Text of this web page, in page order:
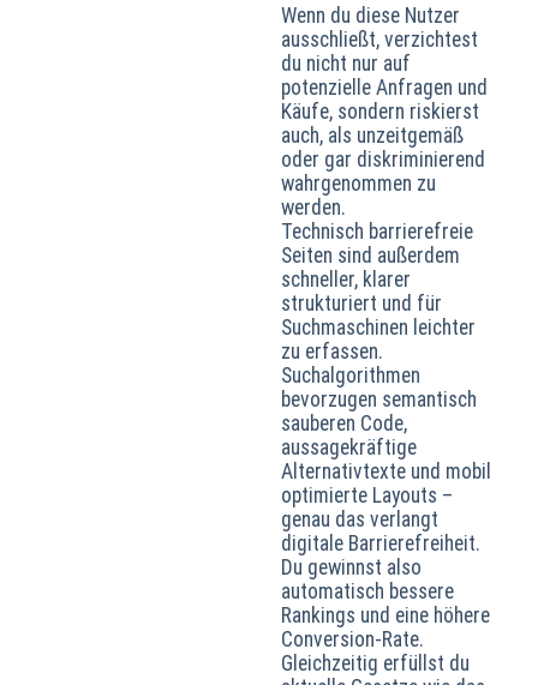
Wenn du diese Nutzer
ausschließt, verzichtest
du nicht nur auf
potenzielle Anfragen und
Käufe, sondern riskierst
auch, als unzeitgemäß
oder gar diskriminierend
wahrgenommen zu
werden.
Technisch barrierefreie
Seiten sind außerdem
schneller, klarer
strukturiert und für
Suchmaschinen leichter
zu erfassen.
Suchalgorithmen
bevorzugen semantisch
sauberen Code,
aussagekräftige
Alternativtexte und mobil
optimierte Layouts –
genau das verlangt
digitale Barrierefreiheit.
Du gewinnst also
automatisch bessere
Rankings und eine höhere
Conversion‑Rate.
Gleichzeitig erfüllst du